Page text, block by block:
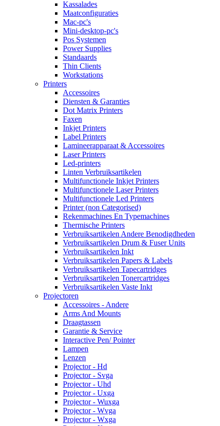
Kassalades
Maatconfiguraties
Mac-pc's
Mini-desktop-pc's
Pos Systemen
Power Supplies
Standaards
Thin Clients
Workstations
Printers
Accessoires
Diensten & Garanties
Dot Matrix Printers
Faxen
Inkjet Printers
Label Printers
Lamineerapparaat & Accessoires
Laser Printers
Led-printers
Linten Verbruiksartikelen
Multifunctionele Inkjet Printers
Multifunctionele Laser Printers
Multifunctionele Led Printers
Printer (non Categorised)
Rekenmachines En Typemachines
Thermische Printers
Verbruiksartikelen Andere Benodigdheden
Verbruiksartikelen Drum & Fuser Units
Verbruiksartikelen Inkt
Verbruiksartikelen Papers & Labels
Verbruiksartikelen Tapecartridges
Verbruiksartikelen Tonercartridges
Verbruiksartikelen Vaste Inkt
Projectoren
Accessoires - Andere
Arms And Mounts
Draagtassen
Garantie & Service
Interactive Pen/ Pointer
Lampen
Lenzen
Projector - Hd
Projector - Svga
Projector - Uhd
Projector - Uxga
Projector - Wuxga
Projector - Wvga
Projector - Wxga